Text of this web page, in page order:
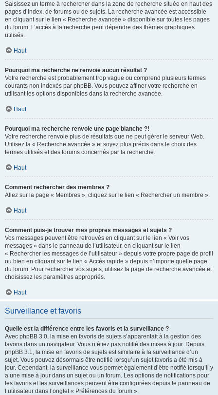
Saisissez un terme à rechercher dans la zone de recherche située en haut des
pages d’index, de forums ou de sujets. La recherche avancée est accessible
en cliquant sur le lien « Recherche avancée » disponible sur toutes les pages
du forum. L’accès à la recherche peut dépendre des thèmes graphiques
utilisés.
Haut
Pourquoi ma recherche ne renvoie aucun résultat ?
Votre recherche est probablement trop vague ou comprend plusieurs termes
courants non indexés par phpBB. Vous pouvez affiner votre recherche en
utilisant les options disponibles dans la recherche avancée.
Haut
Pourquoi ma recherche renvoie une page blanche ?!
Votre recherche renvoie plus de résultats que ne peut gérer le serveur Web.
Utilisez la « Recherche avancée » et soyez plus précis dans le choix des
termes utilisés et des forums concernés par la recherche.
Haut
Comment rechercher des membres ?
Allez sur la page « Membres », cliquez sur le lien « Rechercher un membre ».
Haut
Comment puis-je trouver mes propres messages et sujets ?
Vos messages peuvent être retrouvés en cliquant sur le lien « Voir vos
messages » dans le panneau de l’utilisateur, en cliquant sur le lien
« Rechercher les messages de l’utilisateur » depuis votre propre page de profil
ou bien en cliquant sur le lien « Accès rapide » depuis n’importe quelle page
du forum. Pour rechercher vos sujets, utilisez la page de recherche avancée et
choisissez les paramètres appropriés.
Haut
Surveillance et favoris
Quelle est la différence entre les favoris et la surveillance ?
Avec phpBB 3.0, la mise en favoris de sujets s’apparentait à la gestion des
favoris dans un navigateur. Vous n’étiez pas notifié des mises à jour. Depuis
phpBB 3.1, la mise en favoris de sujets est similaire à la surveillance d’un
sujet. Vous pouvez désormais être notifié lorsqu’un sujet favoris a été mis à
jour. Cependant, la surveillance vous permet également d’être notifié lorsqu’il y
a une mise à jour dans un sujet ou un forum. Les options de notifications pour
les favoris et les surveillances peuvent être configurées depuis le panneau de
l’utilisateur dans l’onglet « Préférences du forum ».